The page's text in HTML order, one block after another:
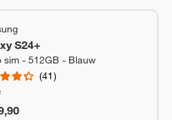
S24+
sim - 512GB - Blauw
41